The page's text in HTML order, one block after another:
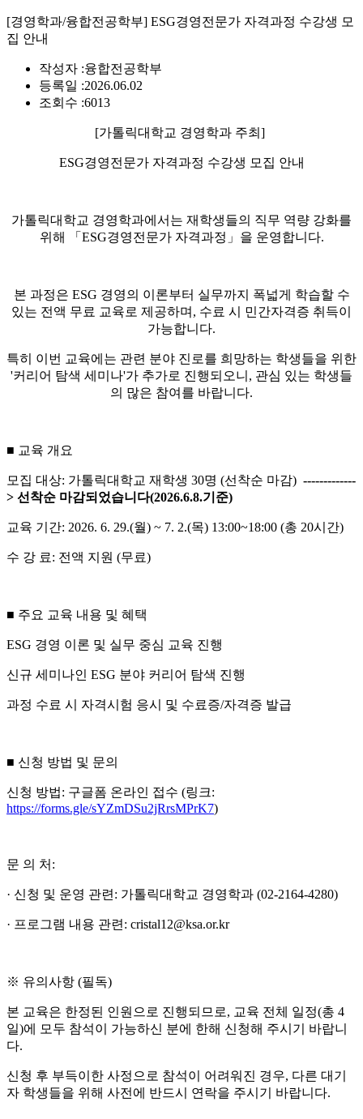
[경영학과/융합전공학부] ESG경영전문가 자격과정 수강생 모
집 안내
작성자 :융합전공학부
등록일 :2026.06.02
조회수 :6013
[가톨릭대학교 경영학과 주최]
ESG경영전문가 자격과정 수강생 모집 안내
가톨릭대학교 경영학과에서는 재학생들의 직무 역량 강화를
위해 「ESG경영전문가 자격과정」을 운영합니다.
본 과정은 ESG 경영의 이론부터 실무까지 폭넓게 학습할 수
있는 전액 무료 교육로 제공하며, 수료 시 민간자격증 취득이
가능합니다.
특히 이번 교육에는 관련 분야 진로를 희망하는 학생들을 위한
'커리어 탐색 세미나'가 추가로 진행되오니, 관심 있는 학생들
의 많은 참여를 바랍니다.
■ 교육 개요
모집 대상: 가톨릭대학교 재학생 30명 (선착순 마감) -------------
> 선착순 마감되었습니다(2026.6.8.기준)
교육 기간: 2026. 6. 29.(월) ~ 7. 2.(목) 13:00~18:00 (총 20시간)
수 강 료: 전액 지원 (무료)
■ 주요 교육 내용 및 혜택
ESG 경영 이론 및 실무 중심 교육 진행
신규 세미나인 ESG 분야 커리어 탐색 진행
과정 수료 시 자격시험 응시 및 수료증/자격증 발급
■ 신청 방법 및 문의
신청 방법: 구글폼 온라인 접수 (링크:
https://forms.gle/sYZmDSu2jRrsMPrK7)
문 의 처:
· 신청 및 운영 관련: 가톨릭대학교 경영학과 (02-2164-4280)
· 프로그램 내용 관련: cristal12@ksa.or.kr
※ 유의사항 (필독)
본 교육은 한정된 인원으로 진행되므로, 교육 전체 일정(총 4
일)에 모두 참석이 가능하신 분에 한해 신청해 주시기 바랍니
다.
신청 후 부득이한 사정으로 참석이 어려워진 경우, 다른 대기
자 학생들을 위해 사전에 반드시 연락을 주시기 바랍니다.